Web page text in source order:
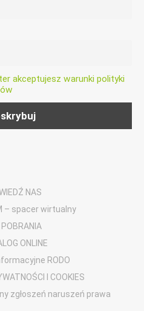
akceptujesz warunki polityki
NAS
– spacer wirtualny
POBRANIA
ONLINE
RODO
I COOKIES
zgłoszeń naruszeń prawa